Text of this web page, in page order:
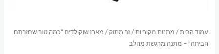
עמוד הבית/ מתנות מקוריות/זר מתוק/ מארז שוקולדים “כמה טוב שחזרתם
הביתה” – מתנה מרגשת מהלב